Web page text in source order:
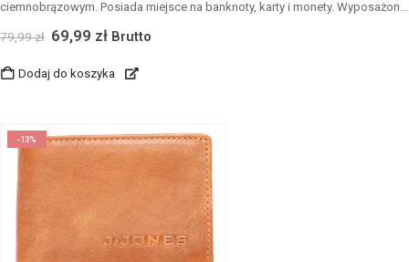
ciemnobrązowym. Posiada miejsce na banknoty, karty i monety. Wyposażony
79,99zł 69,99 zł Brutto
Dodaj do koszyka
-13%